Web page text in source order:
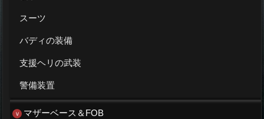
スーツ
バディの装備
支援ヘリの武装
警備装置
マザーベース＆FOB